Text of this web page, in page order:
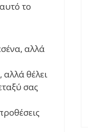
το
αλλά
αλλά θέλει
σας